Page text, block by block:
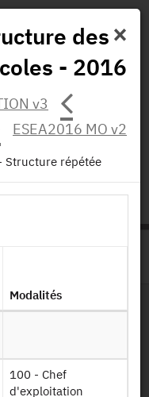
×
des
- 2016
v3
ESEA2016 MO v2
Structure répétée
Modalités
100 - Chef
d'exploitation